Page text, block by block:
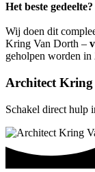
Het beste gedeelte?
Wij doen dit
Kring Van Dorth –
geholpen worden in
Architect Kring
Schakel direct hulp